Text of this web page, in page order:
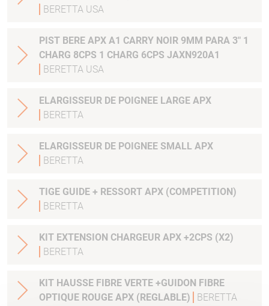
BERETTA USA
PIST BERE APX A1 CARRY NOIR 9MM PARA 3" 1
CHARG 8CPS 1 CHARG 6CPS JAXN920A1
BERETTA USA
ELARGISSEUR DE POIGNEE LARGE APX
BERETTA
ELARGISSEUR DE POIGNEE SMALL APX
BERETTA
TIGE GUIDE + RESSORT APX (COMPETITION)
BERETTA
KIT EXTENSION CHARGEUR APX +2CPS (X2)
BERETTA
KIT HAUSSE FIBRE VERTE +GUIDON FIBRE
OPTIQUE ROUGE APX (REGLABLE)
BERETTA